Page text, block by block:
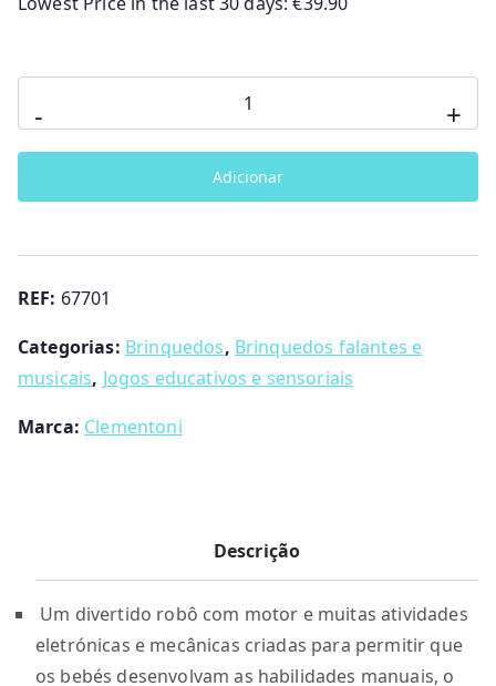
-
de
Baby
+
Adicionar
REF: 67701
Categorias: Brinquedos, Brinquedos falantes e
musicais, Jogos educativos e sensoriais
Marca: Clementoni
Descrição
Um divertido robô com motor e muitas atividades
eletrónicas e mecânicas criadas para permitir que
os bebés desenvolvam as habilidades manuais, o